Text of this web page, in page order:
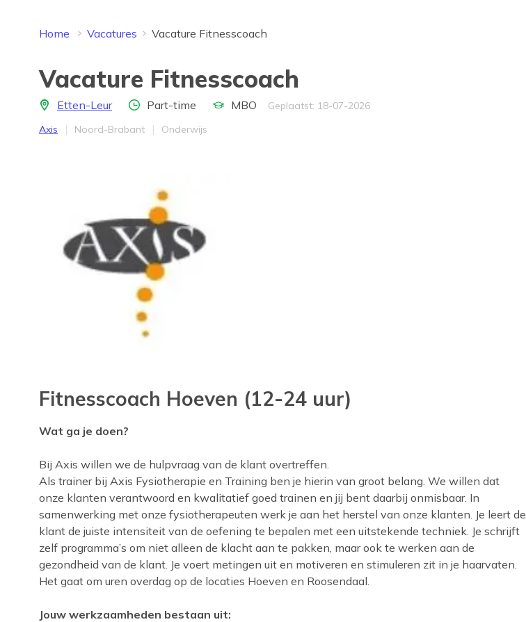
Home Vacatures Vacature Fitnesscoach
Vacature Fitnesscoach
LocatieEtten-LeurAantal uren
Part-time Opleidingsniveau
MBO
Geplaatst: 18-07-2026
Bedrijf
Axis Provincie
Noord-Brabant Werkveld
Onderwijs
Fitnesscoach Hoeven (12-24 uur)
Wat ga je doen?
Bij Axis willen we de hulpvraag van de klant overtreffen.
Als trainer bij Axis Fysiotherapie en Training ben je hierin van groot belang. We willen dat
onze klanten verantwoord en kwalitatief goed trainen en jij bent daarbij onmisbaar. In
samenwerking met onze fysiotherapeuten werk je aan het herstel van onze klanten. Je leert de
klant de juiste intensiteit van de oefening te bepalen met een uitstekende techniek. Je schrijft
zelf programma’s om niet alleen de klacht aan te pakken, maar ook te werken aan de
gezondheid van de klant. Je voert metingen uit en motiveren en stimuleren zit in je haarvaten.
Het gaat om uren overdag op de locaties Hoeven en Roosendaal.
Jouw werkzaamheden bestaan uit: